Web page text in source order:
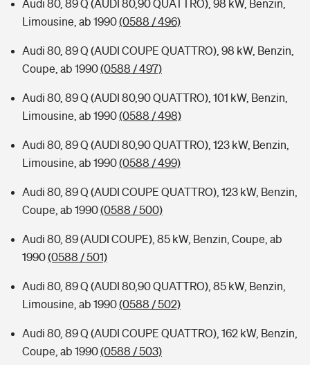
Audi 80, 89 Q (AUDI 80,90 QUATTRO), 98 kW, Benzin,
Limousine, ab 1990(0588 / 496)
Audi 80, 89 Q (AUDI COUPE QUATTRO), 98 kW, Benzin,
Coupe, ab 1990(0588 / 497)
Audi 80, 89 Q (AUDI 80,90 QUATTRO), 101 kW, Benzin,
Limousine, ab 1990(0588 / 498)
Audi 80, 89 Q (AUDI 80,90 QUATTRO), 123 kW, Benzin,
Limousine, ab 1990(0588 / 499)
Audi 80, 89 Q (AUDI COUPE QUATTRO), 123 kW, Benzin,
Coupe, ab 1990(0588 / 500)
Audi 80, 89 (AUDI COUPE), 85 kW, Benzin, Coupe, ab
1990(0588 / 501)
Audi 80, 89 Q (AUDI 80,90 QUATTRO), 85 kW, Benzin,
Limousine, ab 1990(0588 / 502)
Audi 80, 89 Q (AUDI COUPE QUATTRO), 162 kW, Benzin,
Coupe, ab 1990(0588 / 503)